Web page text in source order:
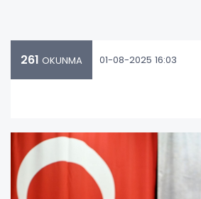
261 OKUNMA 01-08-2025 16:03